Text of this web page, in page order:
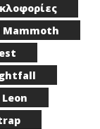
Mammoth